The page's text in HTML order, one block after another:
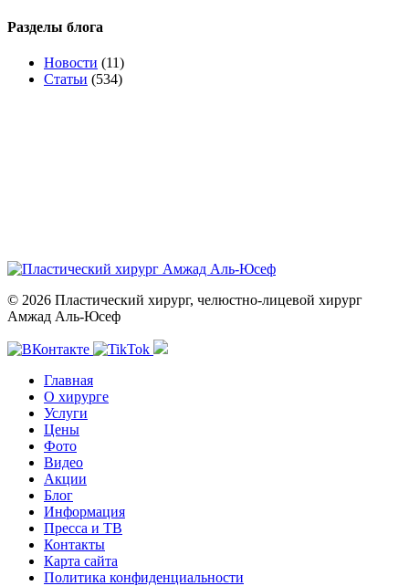
Разделы блога
Новости (11)
Статьи (534)
© 2026 Пластический хирург, челюстно-лицевой хирург
Амжад Аль-Юсеф
Главная
О хирурге
Услуги
Цены
Фото
Видео
Акции
Блог
Информация
Пресса и ТВ
Контакты
Карта сайта
Политика конфиденциальности